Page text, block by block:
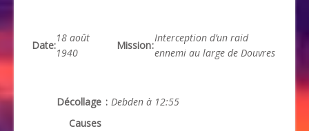
Date:
18 août
1940
Mission:
Interception d’un raid
ennemi au large de Douvres
Décollage : Debden à 12:55
Causes